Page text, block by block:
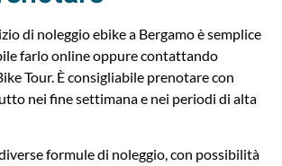
di noleggio ebike a Bergamo è semplice
farlo online oppure contattando
Tour. È consigliabile prenotare con
nei fine settimana e nei periodi di alta
formule di noleggio, con possibilità